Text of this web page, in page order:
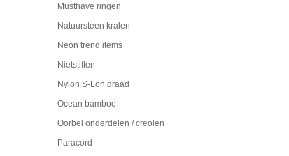
Musthave ringen
Natuursteen kralen
Neon trend items
Nietstiften
Nylon S-Lon draad
Ocean bamboo
Oorbel onderdelen / creolen
Paracord